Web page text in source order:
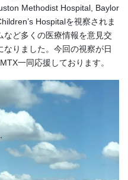
Methodist Hospital, Baylor
Hospitalを視察されま
など多くの医療情報を意見交
りました。今回の視察が日
一同応援しております。